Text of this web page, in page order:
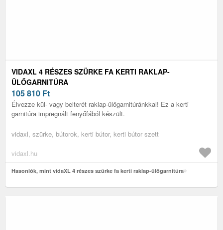
VIDAXL 4 RÉSZES SZÜRKE FA KERTI RAKLAP-
ÜLŐGARNITÚRA
105 810 Ft
Élvezze kül- vagy belterét raklap-ülőgarnitúránkkal! Ez a kerti
garnitúra impregnált fenyőfából készült.
vidaxl, szürke, bútorok, kerti bútor, kerti bútor szett
vidaxl.hu
Hasonlók, mint vidaXL 4 részes szürke fa kerti raklap-ülőgarnitúra